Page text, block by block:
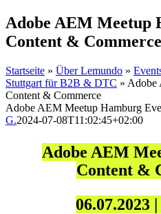
Adobe AEM Meetup
Content & Commerce
Startseite » Über Lemundo »
Stuttgart für B2B & DTC » Adobe
Content & Commerce
Adobe AEM Meetup Hamburg
G.2024-07-08T11:02:45+02:00
Adobe AEM
Content &
06.07.2023